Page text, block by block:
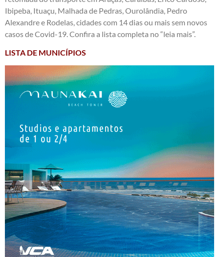
Ibipeba, Ituaçu, Malhada de Pedras, Ourolândia, Pedro
Alexandre e Rodelas, cidades com 14 dias ou mais sem novos
casos de Covid-19. Confira a lista completa no “leia mais”.
LISTA DE MUNICÍPIOS